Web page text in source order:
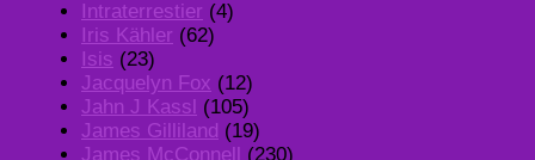
Intraterrestier (4)
Iris Kähler (62)
Isis (23)
Jacquelyn Fox (12)
Jahn J Kassl (105)
James Gilliland (19)
James McConnell
(230)